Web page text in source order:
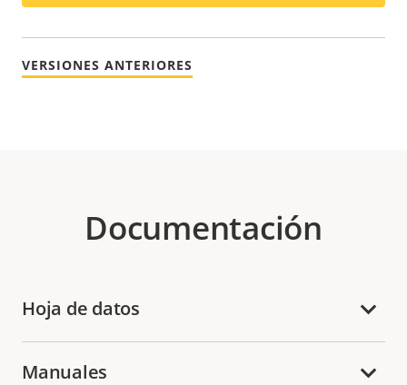
VERSIONES ANTERIORES
Documentación
Hoja de datos
Manuales